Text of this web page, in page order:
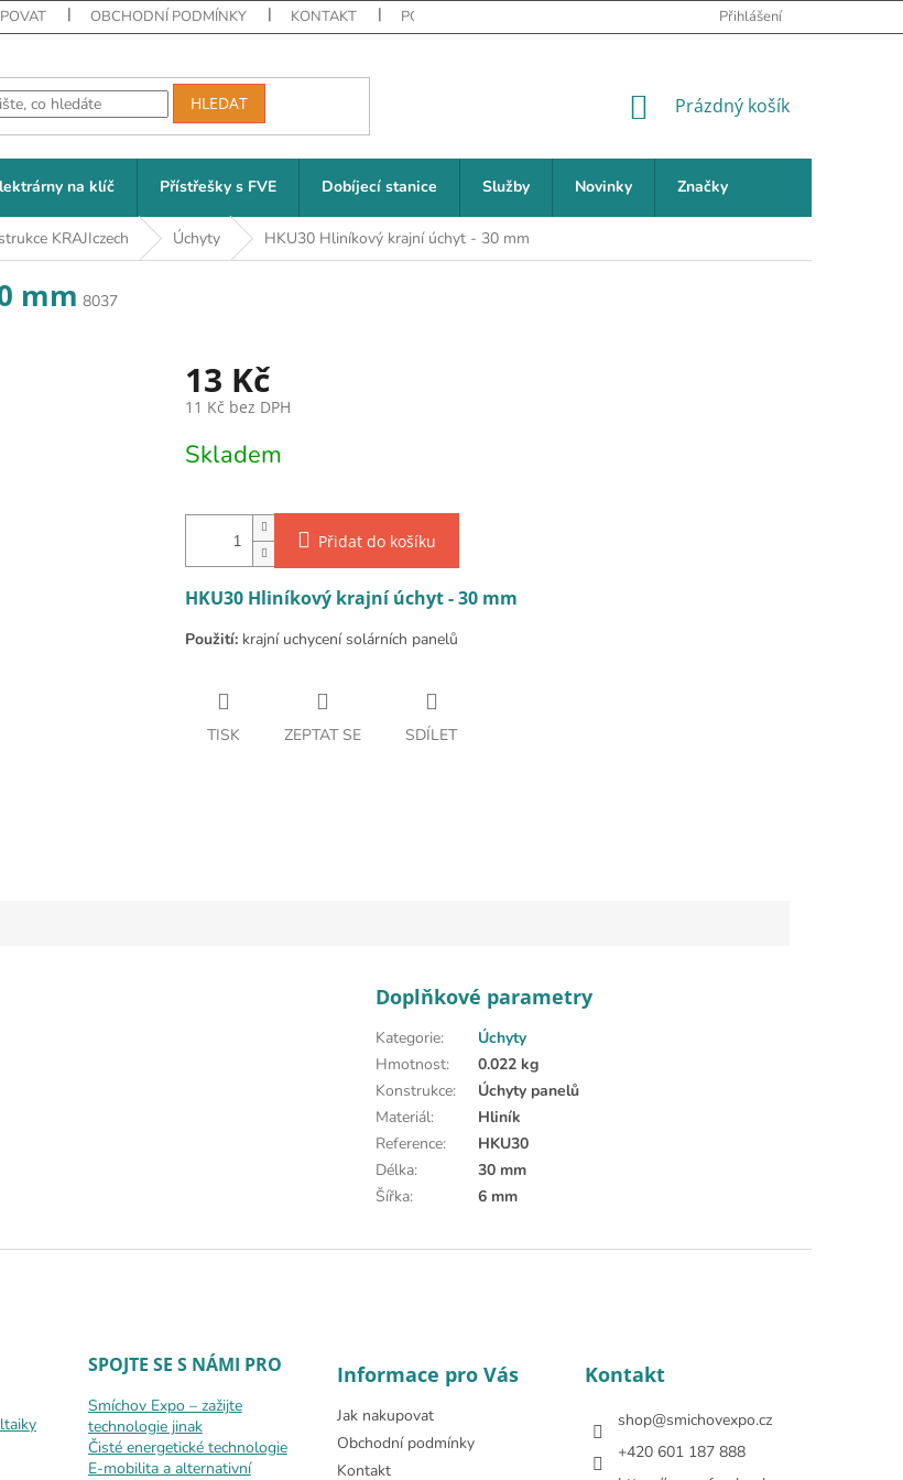
OBCHODNÍ PODMÍNKY KONTAKT PODMÍNKY OCHRANY OSOBNÍCH ÚDAJŮ NEJČASTĚJŠÍ DOTAZY
Přihlášení
HLEDAT NÁKUPNÍ KOŠÍK
Prázdný košík
na klíč Přístřešky s FVE Dobíjecí stanice Služby Novinky Značky
KRAJIczech Úchyty HKU30 Hliníkový krajní úchyt - 30 mm
mm 8037
13 Kč
11 Kč bez DPH
Skladem
Přidat do košíku
HKU30 Hliníkový krajní úchyt - 30 mm
Použití: krajní uchycení solárních panelů
TISK ZEPTAT SE SDÍLET
Doplňkové parametry
Kategorie:
Úchyty
Hmotnost:
0.022 kg
Konstrukce:
Úchyty panelů
Materiál:
Hliník
Reference:
HKU30
Délka:
30 mm
Šířka: 6 mm
SPOJTE SE S NÁMI PRO
Smíchov Expo – zažijte
technologie jinak
Čisté energetické technologie
E-mobilita a alternativní
Informace pro Vás
Jak nakupovat
Obchodní podmínky
Kontakt
Kontakt
shop@smichovexpo.cz
+420 601 187 888